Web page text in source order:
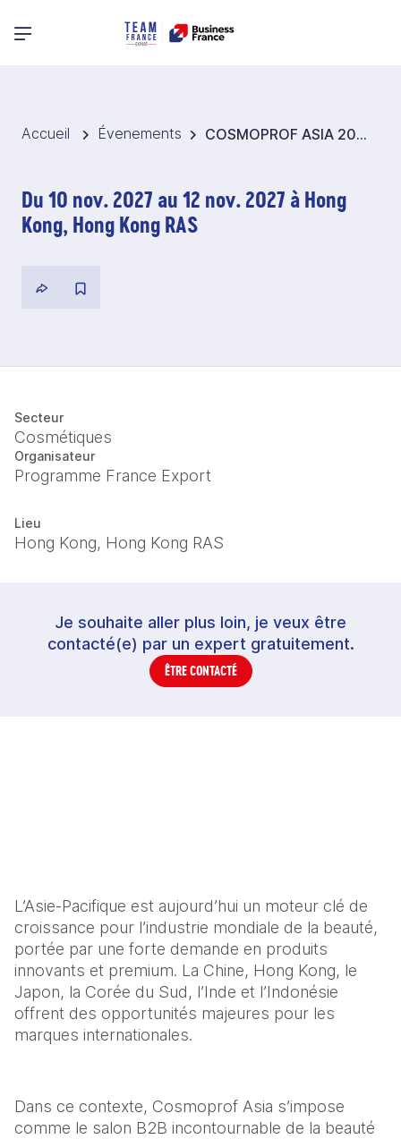
Menu principal
Accueil Évenements COSMOPROF ASIA 2027 - Pavillon France Filière cosmétique - Hong Kong
Du 10 nov. 2027 au 12 nov. 2027 à Hong
Kong, Hong Kong RAS
Secteur
Cosmétiques
Organisateur
Programme France Export
Lieu
Hong Kong, Hong Kong RAS
Je souhaite aller plus loin, je veux être
contacté(e) par un expert gratuitement.
ÊTRE CONTACTÉ
L’Asie-Pacifique est aujourd’hui un moteur clé de
croissance pour l’industrie mondiale de la beauté,
portée par une forte demande en produits
innovants et premium. La Chine, Hong Kong, le
Japon, la Corée du Sud, l’Inde et l’Indonésie
offrent des opportunités majeures pour les
marques internationales.
Dans ce contexte, Cosmoprof Asia s’impose
comme le salon B2B incontournable de la beauté